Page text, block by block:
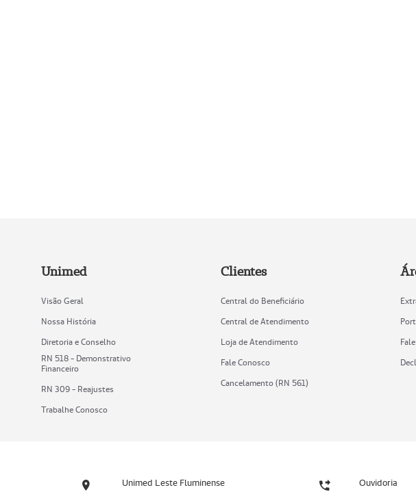
Unimed
Visão Geral
Nossa História
Diretoria e Conselho
RN 518 - Demonstrativo
Financeiro
RN 309 - Reajustes
Trabalhe Conosco
Clientes
Central do Beneficiário
Central de Atendimento
Loja de Atendimento
Fale Conosco
Cancelamento (RN 561)
Unimed Leste Fluminense Ouvidoria